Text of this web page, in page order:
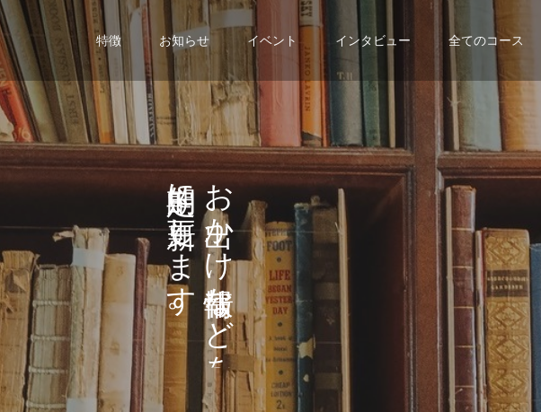
特徴 お知らせ イベント インタビュー 全てのコース
お
か
け
な
ど
を
に
し
ま
す
。